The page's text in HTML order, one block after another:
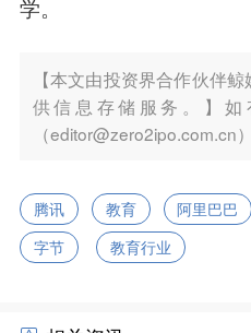
学。
【本文由投资界合作伙伴
供信息存储服务。】
（editor@zero2ipo.com.cn
腾讯 教育 阿里巴巴
字节
教育行业